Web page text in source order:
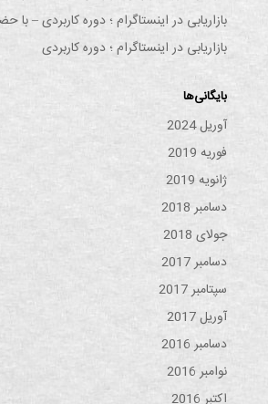
بازاریابی در اینستاگرام ؛ دوره کاربردی – با
بازاریابی در اینستاگرام ؛ دوره کاربردی
بایگانی‌ها
آوریل 2024
فوریه 2019
ژانویه 2019
دسامبر 2018
جولای 2018
دسامبر 2017
سپتامبر 2017
آوریل 2017
دسامبر 2016
نوامبر 2016
اکتبر 2016